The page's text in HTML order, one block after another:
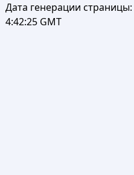
Дата генерации страницы:
4:42:25 GMT